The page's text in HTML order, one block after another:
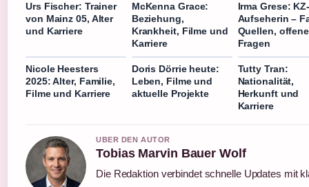
Urs Fischer: Trainer
von Mainz 05, Alter
und Karriere
McKenna Grace:
Beziehung,
Krankheit, Filme und
Karriere
Irma Grese:
Aufseherin –
Quellen, offene
Fragen
Nicole Heesters
2025: Alter, Familie,
Filme und Karriere
Doris Dörrie heute:
Leben, Filme und
aktuelle Projekte
Tutty Tran:
Nationalität,
Herkunft und
Karriere
UBER DEN AUTOR
Tobias Marvin Bauer Wolf
Die Redaktion verbindet schnelle Updates mit